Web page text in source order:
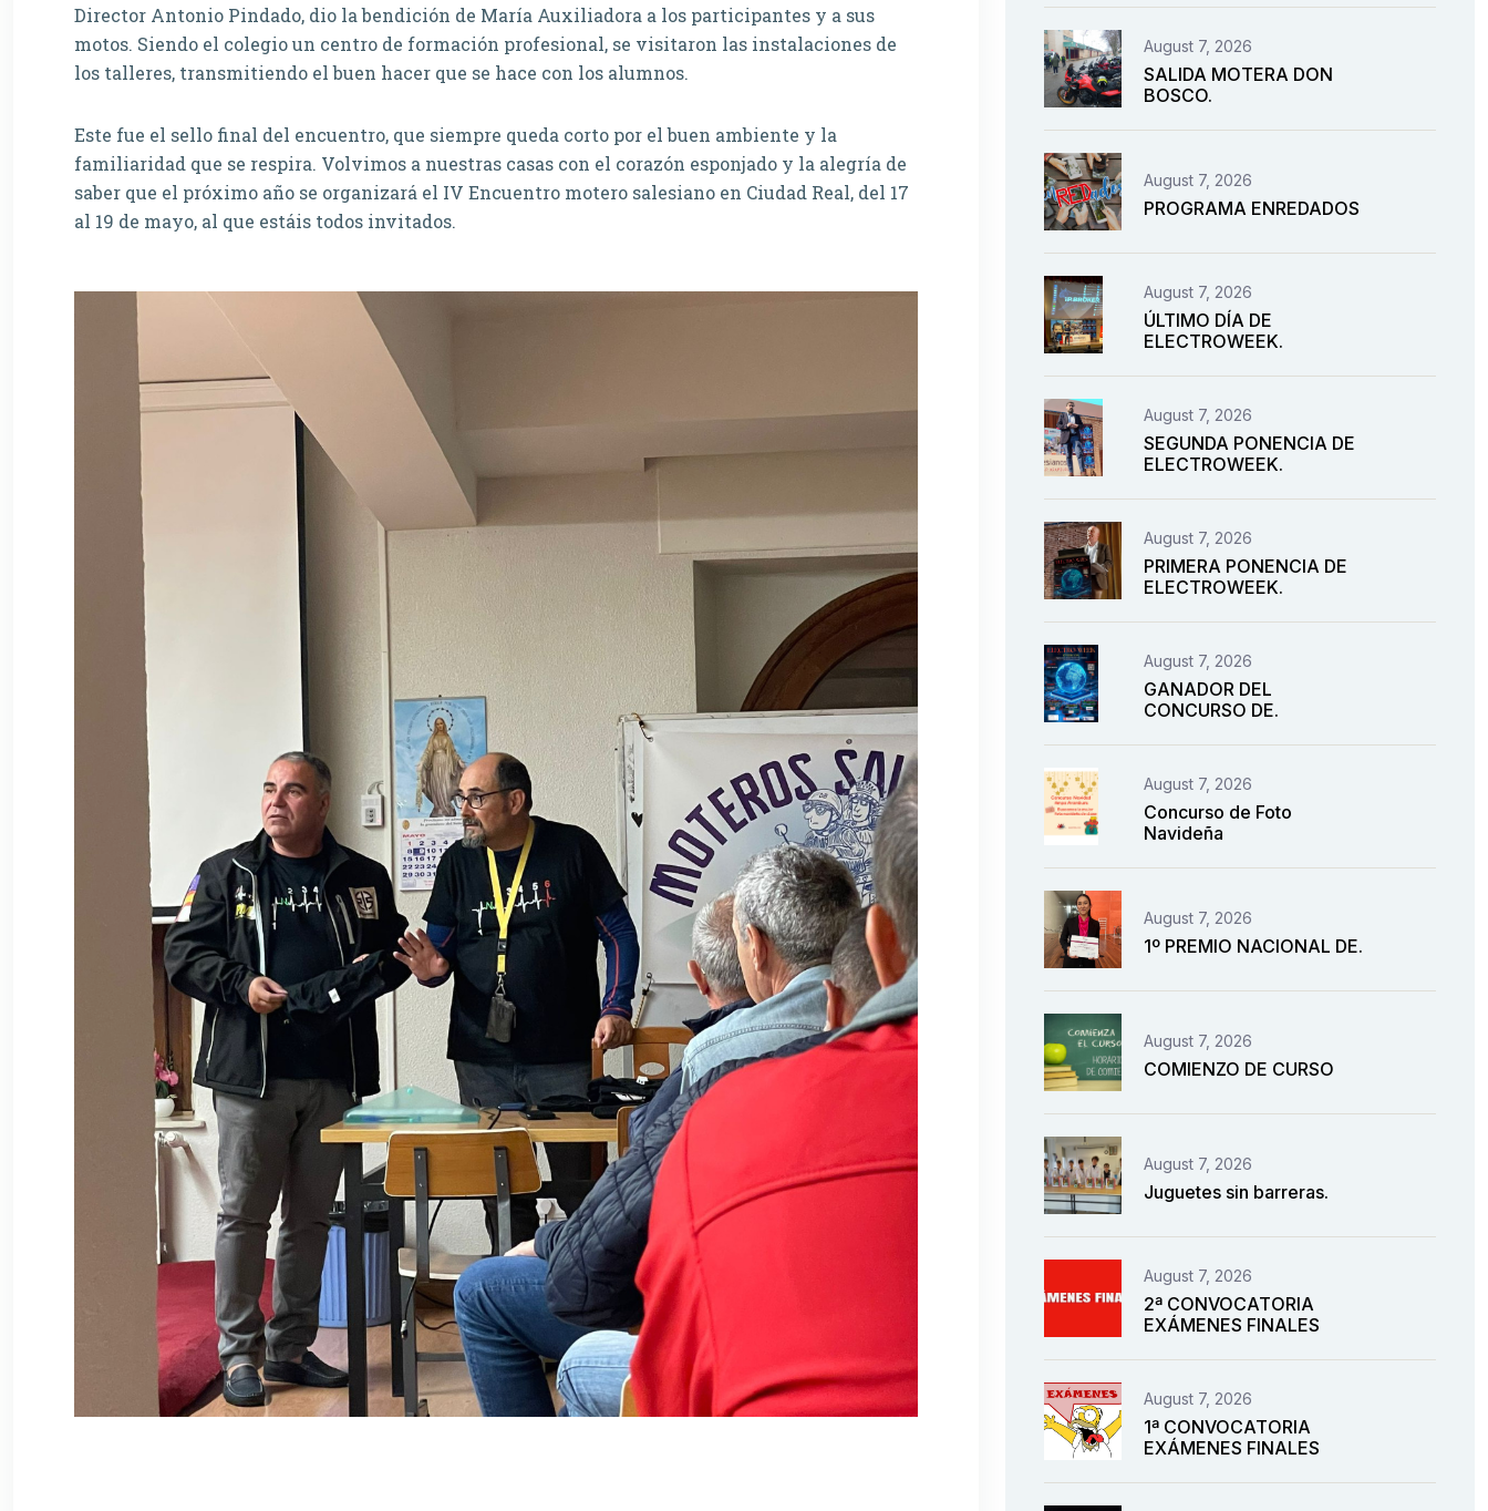
Director Antonio Pindado, dio la bendición de María Auxiliadora a los participantes y a sus
motos. Siendo el colegio un centro de formación profesional, se visitaron las instalaciones de
los talleres, transmitiendo el buen hacer que se hace con los alumnos.
Este fue el sello final del encuentro, que siempre queda corto por el buen ambiente y la
familiaridad que se respira. Volvimos a nuestras casas con el corazón esponjado y la alegría de
saber que el próximo año se organizará el IV Encuentro motero salesiano en Ciudad Real, del 17
al 19 de mayo, al que estáis todos invitados.
August 7, 2026
SALIDA MOTERA DON
BOSCO.
August 7, 2026
PROGRAMA ENREDADOS
August 7, 2026
ÚLTIMO DÍA DE
ELECTROWEEK.
August 7, 2026
SEGUNDA PONENCIA DE
ELECTROWEEK.
August 7, 2026
PRIMERA PONENCIA DE
ELECTROWEEK.
August 7, 2026
GANADOR DEL
CONCURSO DE.
August 7, 2026
Concurso de Foto
Navideña
August 7, 2026
1º PREMIO NACIONAL DE.
August 7, 2026
COMIENZO DE CURSO
August 7, 2026
Juguetes sin barreras.
August 7, 2026
2ª CONVOCATORIA
EXÁMENES FINALES
August 7, 2026
1ª CONVOCATORIA
EXÁMENES FINALES